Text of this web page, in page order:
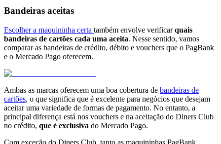
Bandeiras aceitas
Escolher a maquininha certa também envolve verificarquais
bandeiras de cartões cada uma aceita. Nesse sentido, vamos
comparar as bandeiras de crédito, débito e vouchers que o PagBank
e o Mercado Pago oferecem.
Ambas as marcas oferecem uma boa cobertura de bandeiras de
cartões, o que significa que é excelente para negócios que desejam
aceitar uma variedade de formas de pagamento. No entanto, a
principal diferença está nos vouchers e na aceitação do Diners Club
no crédito, que é exclusiva do Mercado Pago.
Com exceção do Diners Club, tanto as maquininhas PagBank